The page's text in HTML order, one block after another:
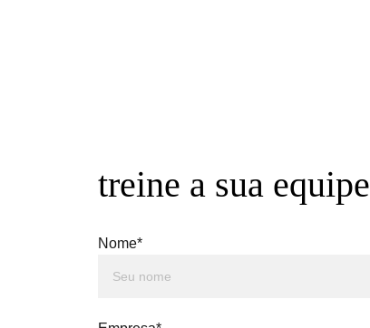
treine a sua equipe
Nome*